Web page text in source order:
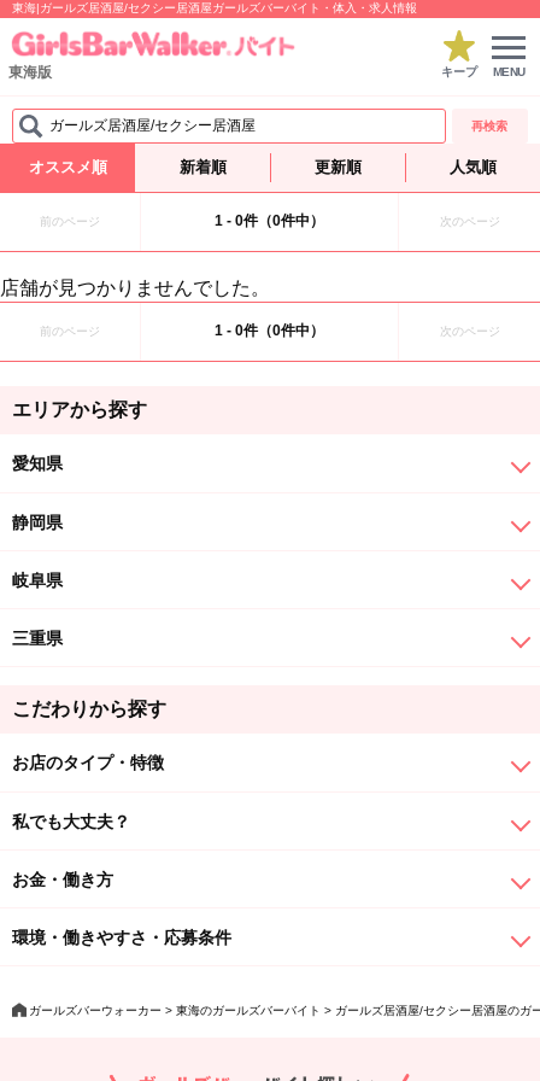
東海|ガールズ居酒屋/セクシー居酒屋ガールズバーバイト・体入・求人情報
東海版 キープ MENU
ガールズ居酒屋/セクシー居酒屋 再検索
オススメ順 新着順 更新順 人気順
前のページ 1 - 0件（0件中） 次のページ
店舗が見つかりませんでした。
前のページ 1 - 0件（0件中） 次のページ
エリアから探す
愛知県
静岡県
岐阜県
三重県
こだわりから探す
お店のタイプ・特徴
私でも大丈夫？
お金・働き方
環境・働きやすさ・応募条件
ガールズバーウォーカー 東海のガールズバーバイト ガールズ居酒屋/セクシー居酒屋のガ